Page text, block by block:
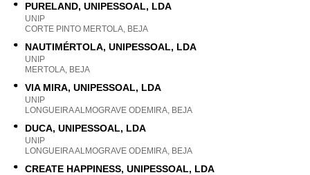
PURELAND, UNIPESSOAL, LDA
UNIP
CORTE PINTO MERTOLA, BEJA
NAUTIMÉRTOLA, UNIPESSOAL, LDA
UNIP
MERTOLA, BEJA
VIA MIRA, UNIPESSOAL, LDA
UNIP
LONGUEIRA ALMOGRAVE ODEMIRA, BEJA
DUCA, UNIPESSOAL, LDA
UNIP
LONGUEIRA ALMOGRAVE ODEMIRA, BEJA
CREATE HAPPINESS, UNIPESSOAL, LDA